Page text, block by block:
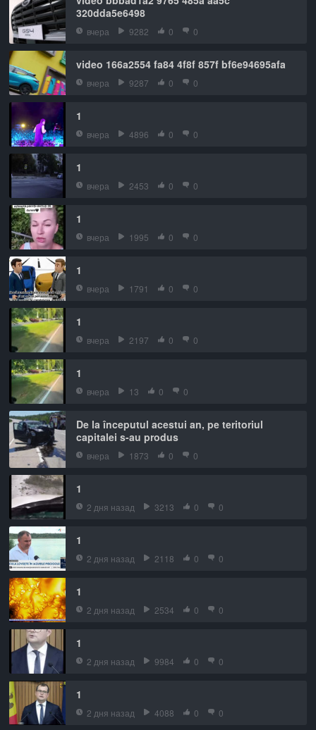
320dda5e6498
вчера 9282 0 0
video 166a2554 fa84 4f8f 857f bf6e94695afa
вчера 9287 0 0
1
вчера 4896 0 0
1
вчера 2453 0 0
1
вчера 1995 0 0
1
вчера 1791 0 0
1
вчера 2197 0 0
1
вчера 13 0 0
De la începutul acestui an, pe teritoriul
capitalei s-au produs
вчера 1873 0 0
1
2 дня назад 3213 0 0
1
2 дня назад 2118 0 0
1
2 дня назад 2534 0 0
1
2 дня назад 9984 0 0
1
2 дня назад 4088 0 0